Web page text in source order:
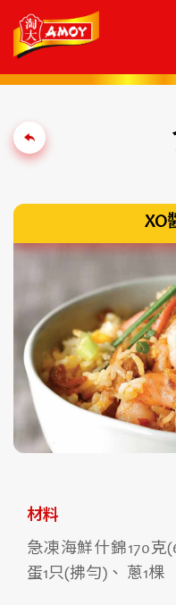
XO
材料
急凍海鮮什錦170克
蛋1只(拂勻)、 蔥1棵